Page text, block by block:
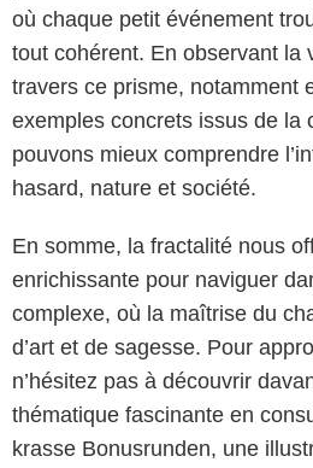
où chaque petit événement
tout cohérent. En observant la
travers ce prisme, notamment
exemples concrets issus de la
pouvons mieux comprendre
hasard, nature et société.
En somme, la fractalité nous
enrichissante pour naviguer
complexe, où la maîtrise du
d’art et de sagesse. Pour
n’hésitez pas à découvrir
thématique fascinante en
krasse Bonusrunden, une